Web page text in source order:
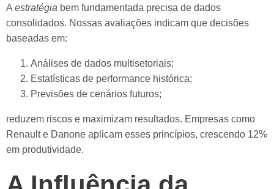
A estratégia bem fundamentada precisa de dados
consolidados. Nossas avaliações indicam que decisões
baseadas em:
Análises de dados multisetoriais;
Estatísticas de performance histórica;
Previsões de cenários futuros;
reduzem riscos e maximizam resultados. Empresas como
Renault e Danone aplicam esses princípios, crescendo 12%
em produtividade.